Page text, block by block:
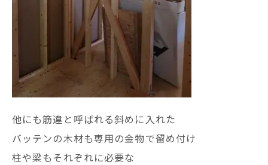
他にも筋違と呼ばれる斜めに入れた
バッテンの木材も専用の金物で留め付け
柱や梁もそれぞれに必要な